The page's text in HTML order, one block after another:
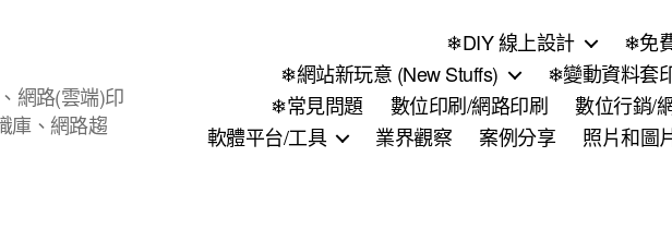
網路(雲端)印
庫、網路趨
❄DIY 線上設計
❄免
❄網站新玩意 (New Stuffs)
❄變動資料套
❄常見問題
數位印刷/網路印刷 數位行銷/
軟體平台/工具
業界觀察 案例分享 照片和圖